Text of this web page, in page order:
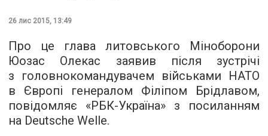
26 лис 2015, 13:49
Про це глава литовського Міноборони
Юозас Олекас заявив після зустрічі
з головнокомандувачем військами НАТО
в Європі генералом Філіпом Брідлавом,
повідомляє «РБК-Україна» з посиланням
на Deutsche Welle.